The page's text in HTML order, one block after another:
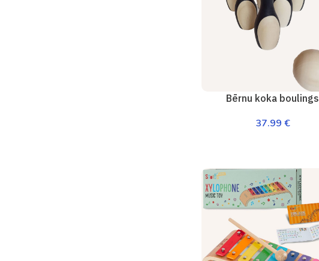
Bērnu koka boulings
37.99 €